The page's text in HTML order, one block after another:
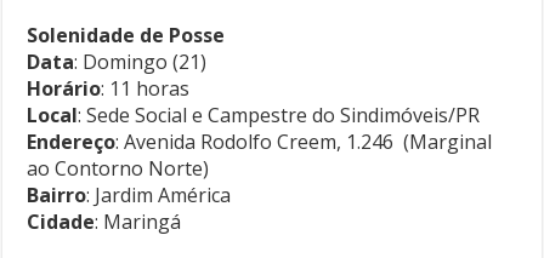
Solenidade de Posse
Data: Domingo (21)
Horário: 11 horas
Local: Sede Social e Campestre do Sindimóveis/PR
Endereço: Avenida Rodolfo Creem, 1.246 (Marginal
ao Contorno Norte)
Bairro: Jardim América
Cidade: Maringá